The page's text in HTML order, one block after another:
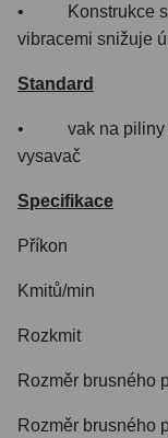
• Konstrukce s
vibracemi snižuje
Standard
• vak na piliny
vysavač
Specifikace
Kmitů/
Rozměr
Rozměr